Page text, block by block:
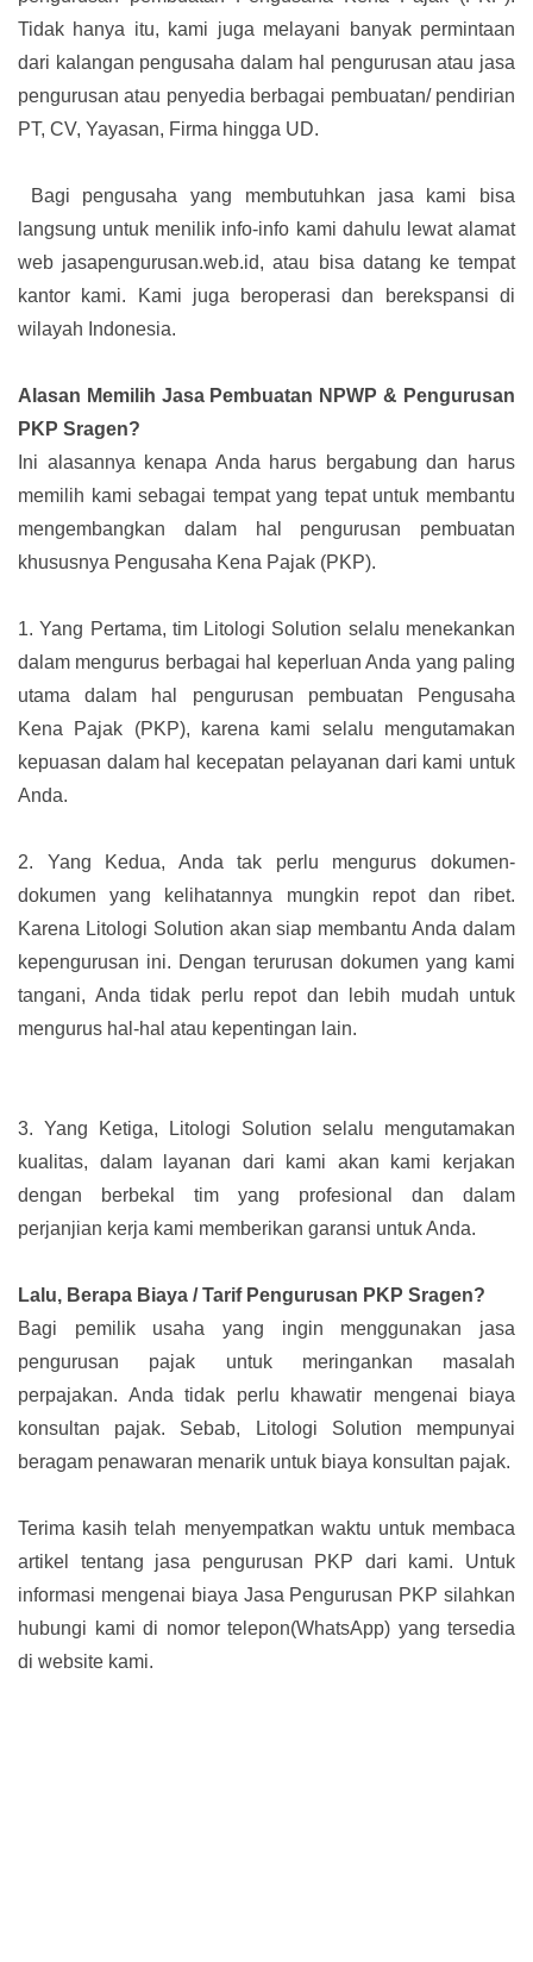
Tidak hanya itu, kami juga melayani banyak permintaan
dari kalangan pengusaha dalam hal pengurusan atau jasa
pengurusan atau penyedia berbagai pembuatan/ pendirian
PT, CV, Yayasan, Firma hingga UD.
Bagi pengusaha yang membutuhkan jasa kami bisa
langsung untuk menilik info-info kami dahulu lewat alamat
web jasapengurusan.web.id, atau bisa datang ke tempat
kantor kami. Kami juga beroperasi dan berekspansi di
wilayah Indonesia.
Alasan Memilih Jasa Pembuatan NPWP & Pengurusan
PKP Sragen?
Ini alasannya kenapa Anda harus bergabung dan harus
memilih kami sebagai tempat yang tepat untuk membantu
mengembangkan dalam hal pengurusan pembuatan
khususnya Pengusaha Kena Pajak (PKP).
1. Yang Pertama, tim Litologi Solution selalu menekankan
dalam mengurus berbagai hal keperluan Anda yang paling
utama dalam hal pengurusan pembuatan Pengusaha
Kena Pajak (PKP), karena kami selalu mengutamakan
kepuasan dalam hal kecepatan pelayanan dari kami untuk
Anda.
2.
Yang Kedua, Anda tak perlu mengurus dokumen-
dokumen yang kelihatannya mungkin repot dan ribet.
Karena Litologi Solution akan siap membantu Anda dalam
kepengurusan ini. Dengan terurusan dokumen yang kami
tangani, Anda tidak perlu repot dan lebih mudah untuk
mengurus hal-hal atau kepentingan lain.
3. Yang Ketiga, Litologi Solution selalu mengutamakan
kualitas, dalam layanan dari kami akan kami kerjakan
dengan berbekal tim yang profesional dan dalam
perjanjian kerja kami memberikan garansi untuk Anda.
Lalu, Berapa Biaya / Tarif Pengurusan PKP Sragen?
Bagi pemilik usaha yang ingin menggunakan jasa
pengurusan pajak untuk meringankan masalah
perpajakan. Anda tidak perlu khawatir mengenai biaya
konsultan pajak. Sebab, Litologi Solution mempunyai
beragam penawaran menarik untuk biaya konsultan pajak.
Terima kasih telah menyempatkan waktu untuk membaca
artikel tentang jasa pengurusan PKP dari kami. Untuk
informasi mengenai biaya Jasa Pengurusan PKP silahkan
hubungi kami di nomor telepon(WhatsApp) yang tersedia
di website kami.